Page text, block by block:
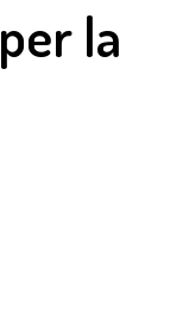
per la